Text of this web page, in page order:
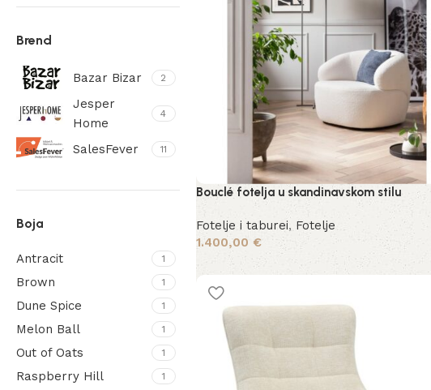
Brend
Bazar Bizar 2
Jesper
Home
4
SalesFever 11
Boja
Antracit 1
Brown 1
Dune Spice 1
Melon Ball 1
Out of Oats 1
Raspberry Hill 1
Bouclé fotelja u skandinavskom stilu
Fotelje i taburei, Fotelje
1.400,00 €
Dodaj u košaricu